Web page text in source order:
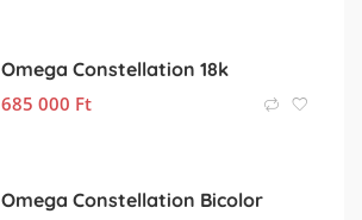
Omega Constellation 18k
685 000 Ft
Omega Constellation Bicolor